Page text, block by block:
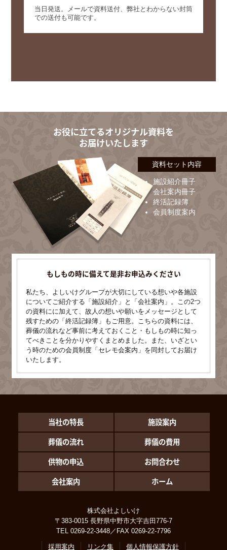
当日発送。メールで資料送付、弊社とわからない封筒
での送付も可能です。
お役に立てるオリジナル資料を
お届けいたします
資料セット内容
施設紹介冊子
会社案内冊子
終活記録簿
会員制度案内
もしもの時に備えて是非お申込みください
私たち、よしいけグループが大切にしている想いや各施設
についてご紹介する「施設紹介」と「会社案内」。この2つ
の資料にに加えて、故人の想いや願いをメッセージとして
残すための「終活記録簿」もご用意。こちらの資料には、
葬儀の流れなど事前に考えておくこと・もしもの時に知っ
てべきことを分かりやすくまとめました。また、いざとい
う時のための会員制度「セレモ会案内」を同封してお届け
いたします。
当社の特長
葬儀の流れ
施設案内
葬儀の費用
供物の申込
会社案内
お問合わせ
ホーム
株式会社よしいけ
〒383-0015 長野県中野市大字吉田776-7
TEL 0269-22-3448／FAX 0269-22-7796
採用案内 リンク集 個人情報保護方針